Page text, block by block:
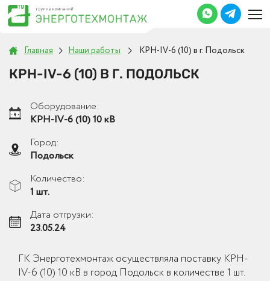
Главная Наши работы КРН-IV-6 (10) в г. Подольск
КРН-IV-6 (10) В Г. ПОДОЛЬСК
Оборудование:
КРН-IV-6 (10) 10 кВ
Город:
Подольск
Количество:
1 шт.
Дата отгрузки:
23.05.24
ГК Энерготехмонтаж осуществляла поставку КРН-
IV-6 (10) 10 кВ в город Подольск в количестве 1 шт.